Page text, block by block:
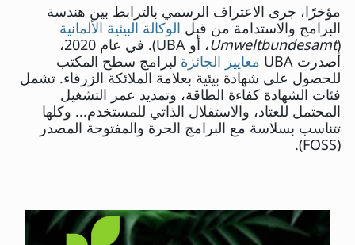
مؤخرًا، جرى الاعتراف الرسمي بالترابط بين هندسة
البرامج والاستدامة من قبل الوكالة البيئية الألمانية
(
Umweltbundesamt
، أو UBA). في عام 2020،
أصدرت UBA
معايير الجائزة لبرامج سطح المكتب
للحصول على شهادة بيئية بعلامة الملائكة الزرقاء. تشمل
فئات الشهادة كفاءة الطاقة، وتمديد عمر التشغيل
المحتمل للعتاد، والاستقلال الذاتي للمستخدم... وكلها
تتناسب بسلاسة مع البرامج الحرة والمفتوحة المصدر
(FOSS).